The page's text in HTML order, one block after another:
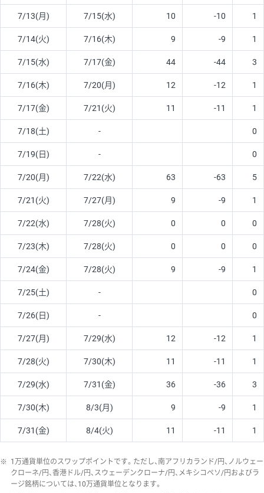
7/13(月) 7/15(水) 10 -10 1
7/14(火) 7/16(木) 9 -9 1
7/15(水) 7/17(金) 44 -44 3
7/16(木) 7/20(月) 12 -12 1
7/17(金) 7/21(火) 11 -11 1
7/18(土) - 0
7/19(日) - 0
7/20(月) 7/22(水) 63 -63 5
7/21(火) 7/27(月) 9 -9 1
7/22(水) 7/28(火) 0 0 0
7/23(木) 7/28(火) 0 0 0
7/24(金) 7/28(火) 9 -9 1
7/25(土) - 0
7/26(日) - 0
7/27(月) 7/29(水) 12 -12 1
7/28(火) 7/30(木) 11 -11 1
7/29(水) 7/31(金) 36 -36 3
7/30(木) 8/3(月) 9 -9 1
7/31(金) 8/4(火) 11 -11 1
※ 1万通貨単位のスワップポイントです。ただし、南アフリカランド/円、ノルウェー
クローネ/円、香港ドル/円、スウェーデンクローナ/円、メキシコペソ/円およびラ
ージ銘柄については、10万通貨単位となります。